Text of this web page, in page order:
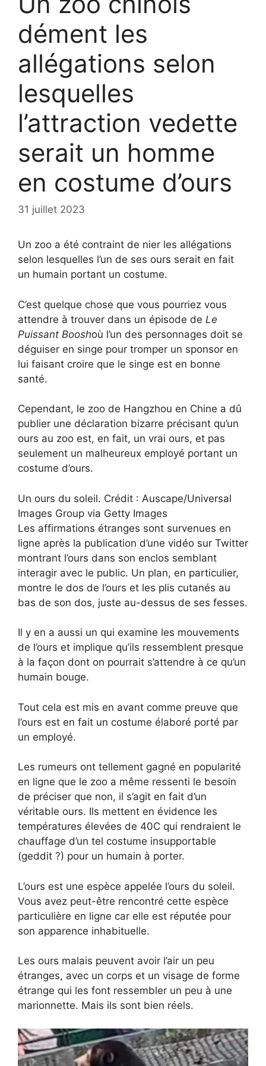
dément les
allégations selon
lesquelles
l’attraction vedette
serait un homme
en costume d’ours
31 juillet 2023
Un zoo a été contraint de nier les allégations
selon lesquelles l’un de ses ours serait en fait
un humain portant un costume.
C’est quelque chose que vous pourriez vous
attendre à trouver dans un épisode de Le
Puissant Booshoù l’un des personnages doit se
déguiser en singe pour tromper un sponsor en
lui faisant croire que le singe est en bonne
santé.
Cependant, le zoo de Hangzhou en Chine a dû
publier une déclaration bizarre précisant qu’un
ours au zoo est, en fait, un vrai ours, et pas
seulement un malheureux employé portant un
costume d’ours.
Un ours du soleil. Crédit : Auscape/Universal
Images Group via Getty Images
Les affirmations étranges sont survenues en
ligne après la publication d’une vidéo sur Twitter
montrant l’ours dans son enclos semblant
interagir avec le public. Un plan, en particulier,
montre le dos de l’ours et les plis cutanés au
bas de son dos, juste au-dessus de ses fesses.
Il y en a aussi un qui examine les mouvements
de l’ours et implique qu’ils ressemblent presque
à la façon dont on pourrait s’attendre à ce qu’un
humain bouge.
Tout cela est mis en avant comme preuve que
l’ours est en fait un costume élaboré porté par
un employé.
Les rumeurs ont tellement gagné en popularité
en ligne que le zoo a même ressenti le besoin
de préciser que non, il s’agit en fait d’un
véritable ours. Ils mettent en évidence les
températures élevées de 40C qui rendraient le
chauffage d’un tel costume insupportable
(geddit ?) pour un humain à porter.
L’ours est une espèce appelée l’ours du soleil.
Vous avez peut-être rencontré cette espèce
particulière en ligne car elle est réputée pour
son apparence inhabituelle.
Les ours malais peuvent avoir l’air un peu
étranges, avec un corps et un visage de forme
étrange qui les font ressembler un peu à une
marionnette. Mais ils sont bien réels.